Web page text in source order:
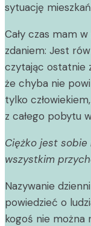
sytuację
Cały czas mam
zdaniem: Jest
czytając ostatnie
że chyba nie
tylko
z całego pobytu
Ciężko jest sobie
wszystkim
Nazywanie
powiedzieć o
kogoś nie można